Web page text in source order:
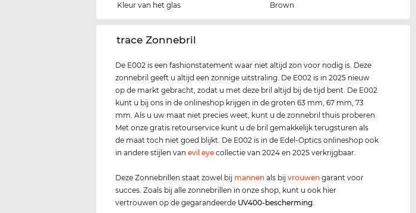
Kleur van het glas
Brown
‌trace Zonnebril
De E002 is een fashionstatement waar niet altijd zon voor nodig is. Deze
zonnebril geeft u altijd een zonnige uitstraling. De E002 is in 2025 nieuw
op de markt gebracht, zodat u met deze bril altijd bij de tijd bent. De E002
kunt u bij ons in de onlineshop krijgen in de groten 63 mm, 67 mm, 73
mm. Als u uw maat niet precies weet, kunt u de zonnebril thuis proberen.
Met onze gratis retourservice kunt u de bril gemakkelijk terugsturen als
de maat toch niet goed blijkt. De E002 is in de Edel-Optics onlineshop ook
in andere stijlen vanevil eye collectie van 2024 en 2025 verkrijgbaar.
Deze Zonnebrillen staat zowel bij mannen als bijvrouwen garant voor
succes. Zoals bij alle zonnebrillen in onze shop, kunt u ook hier
vertrouwen op de gegarandeerde UV400-bescherming.